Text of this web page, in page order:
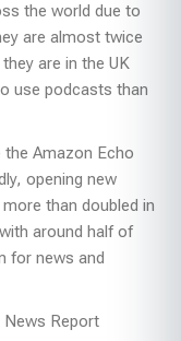
the world due to
are almost twice
are in the UK
use podcasts than
Amazon Echo
opening new
than doubled in
around half of
for news and
News Report